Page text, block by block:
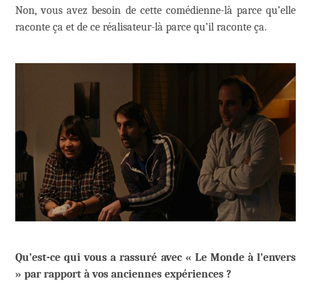
Non, vous avez besoin de cette comédienne-là parce qu’elle
raconte ça et de ce réalisateur-là parce qu’il raconte ça.
Qu’est-ce qui vous a rassuré avec « Le Monde à l’envers
» par rapport à vos anciennes expériences ?